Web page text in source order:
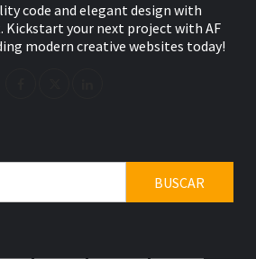
code and elegant design with
Kickstart your next project with AF
modern creative websites today!